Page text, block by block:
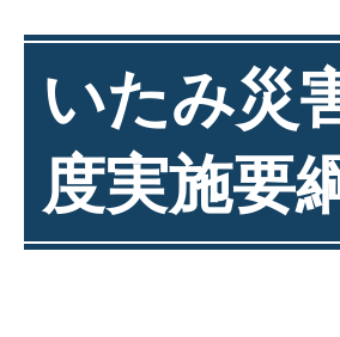
いたみ災
度実施要